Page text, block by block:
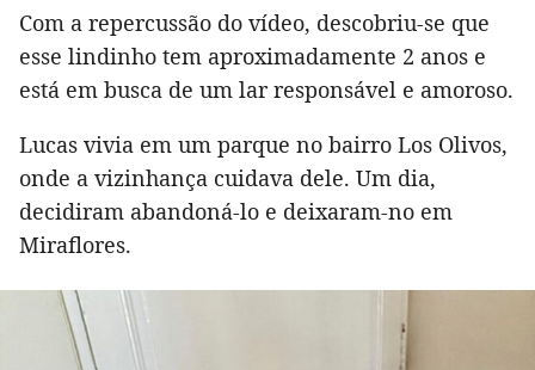
Com a repercussão do vídeo, descobriu-se que
esse lindinho tem aproximadamente 2 anos e
está em busca de um lar responsável e amoroso.
Lucas vivia em um parque no bairro Los Olivos,
onde a vizinhança cuidava dele. Um dia,
decidiram abandoná-lo e deixaram-no em
Miraflores.